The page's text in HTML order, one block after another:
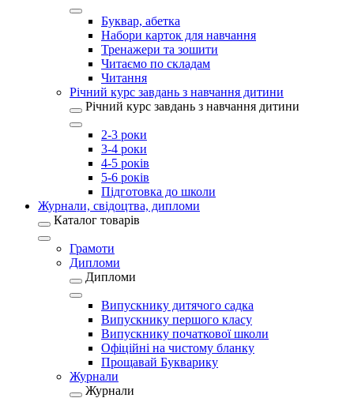
Буквар, абетка
Набори карток для навчання
Тренажери та зошити
Читаємо по складам
Читання
Річний курс завдань з навчання дитини
Річний курс завдань з навчання дитини
2-3 роки
3-4 роки
4-5 років
5-6 років
Підготовка до школи
Журнали, свідоцтва, дипломи
Каталог товарів
Грамоти
Дипломи
Дипломи
Випускнику дитячого садка
Випускнику першого класу
Випускнику початкової школи
Офіційні на чистому бланку
Прощавай Букварику
Журнали
Журнали